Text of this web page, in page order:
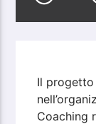
Il progetto
Coaching